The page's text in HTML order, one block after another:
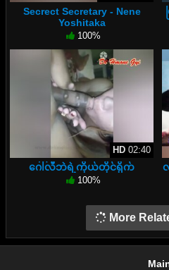
Secrect Secretary - Nene
Yoshitaka
100%
HD02:40
ဂေါ်လီဘဲရဲ့ကိုယ်တိုင်ရိုက်
100%
More